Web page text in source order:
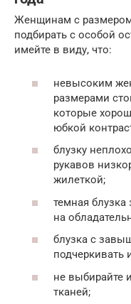
Женщинам с
подбирать с особой
имейте в виду, что:
невысоким
размерами
которые
юбкой
блузку
рукавов
жилеткой;
темная блузка
на
блузка с
не выбирайте
тканей;